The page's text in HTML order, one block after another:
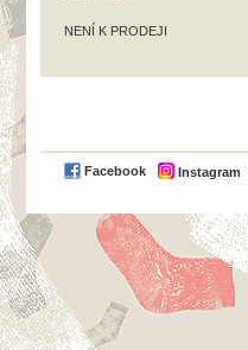
NENÍ K PRODEJI
Facebook Instagram